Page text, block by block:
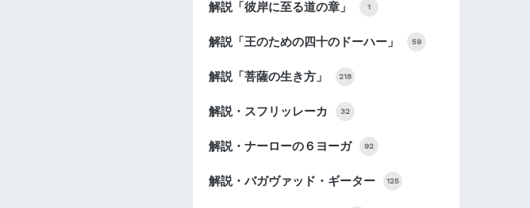
解説「彼岸に至る道の章」 1
解説「王のための四十のドーハー」 59
解説「菩薩の生き方」 218
解説・スフリッレーカ 32
解説・ナーローの６ヨーガ 92
解説・バガヴァッド・ギーター 125